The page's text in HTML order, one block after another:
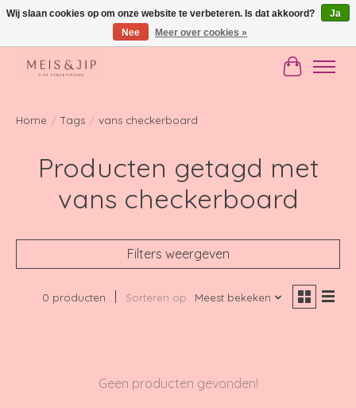
Gratis verzending in NL vanaf €150
Home / Tags / vans checkerboard
Producten getagd met
vans checkerboard
Filters weergeven
0 producten Sorteren op Meest bekeken
Geen producten gevonden!
Wij slaan cookies op om onze website te verbeteren. Is dat akkoord?
Ja
Nee
Meer over cookies »